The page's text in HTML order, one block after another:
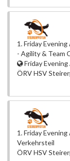
1. Friday
- Agility & Team
Friday
ÖRV HSV
1. Friday
Verkehrsteil
ÖRV HSV